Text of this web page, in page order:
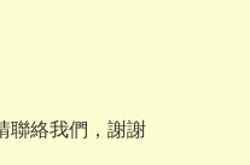
聯絡我們，謝謝